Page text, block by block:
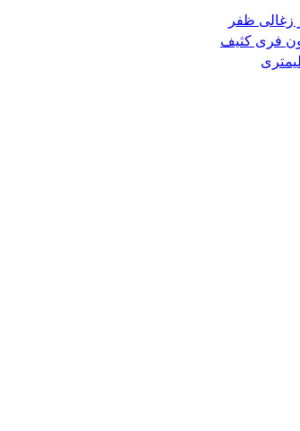
زغالی ظفر
فری کثیف